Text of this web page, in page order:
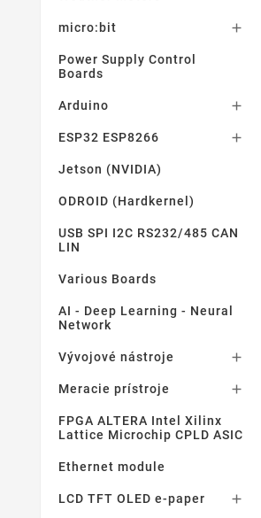
micro:bit 
Power Supply Control
Boards
Arduino 
ESP32 ESP8266 
Jetson (NVIDIA)
ODROID (Hardkernel)
USB SPI I2C RS232/485 CAN
LIN
Various Boards
AI - Deep Learning - Neural
Network
Vývojové nástroje 
Meracie prístroje 
FPGA ALTERA Intel Xilinx
Lattice Microchip CPLD ASIC
Ethernet module
LCD TFT OLED e-paper 